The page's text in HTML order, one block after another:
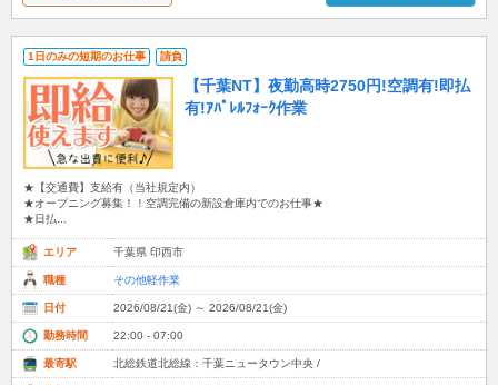
1日のみの短期のお仕事 請負
【千葉NT】夜勤高時2750円!空調有!即払
有!ｱﾊﾟﾚﾙﾌｫｰｸ作業
★【交通費】支給有（当社規定内）
★オープニング募集！！空調完備の新設倉庫内でのお仕事★
★日払...
エリア 千葉県 印西市
職種 その他軽作業
日付 2026/08/21(金) ～ 2026/08/21(金)
勤務時間 22:00 - 07:00
最寄駅 北総鉄道北総線：千葉ニュータウン中央 /